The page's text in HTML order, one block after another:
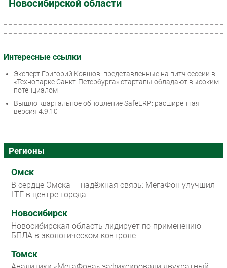
Новосибирской области
Интересные ссылки
Эксперт Григорий Ковшов: представленные на питч-сессии в
«Технопарке Санкт-Петербурга» стартапы обладают высоким
потенциалом
Вышло квартальное обновление SafeERP: расширенная
версия 4.9.10
Регионы
Омск
В сердце Омска — надёжная связь: МегаФон улучшил
LTE в центре города
Новосибирск
Новосибирская область лидирует по применению
БПЛА в экологическом контроле
Томск